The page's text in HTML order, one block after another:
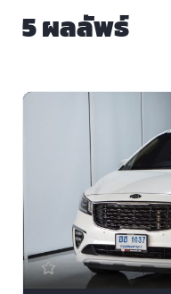
5 ผลลัพธ์